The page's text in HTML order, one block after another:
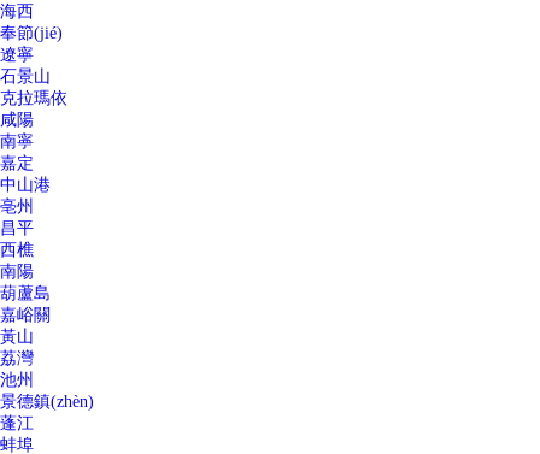
海西
奉節(jié)
遼寧
石景山
克拉瑪依
咸陽
南寧
嘉定
中山港
亳州
昌平
西樵
南陽
葫蘆島
嘉峪關
黃山
荔灣
池州
景德鎮(zhèn)
蓬江
蚌埠